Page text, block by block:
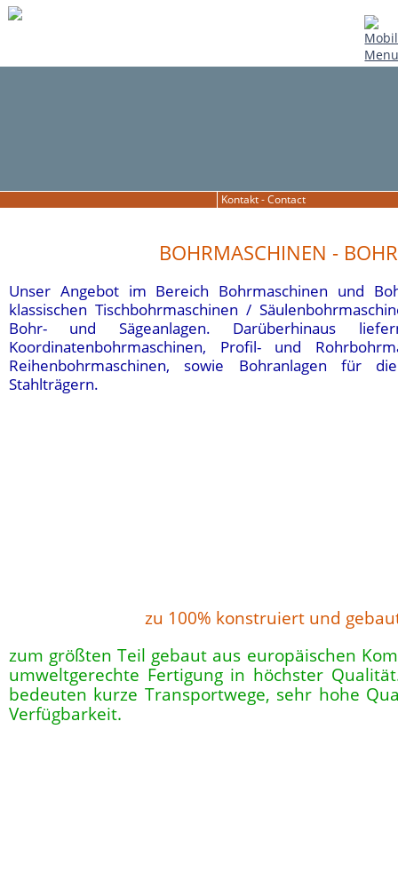
Kontakt - Contact
BOHRMASCHINEN -
Unser Angebot im Bereich Bohrmaschinen und
klassischen Tischbohrmaschinen /
Bohr- und Sägeanlagen. Darüberhinaus
Koordinatenbohrmaschinen, Profil- und
Reihenbohrmaschinen, sowie Bohranlagen für
Stahlträgern.
zu 100% konstruiert und
zum größten Teil gebaut aus europäischen
umweltgerechte Fertigung in höchster
bedeuten kurze Transportwege, sehr hohe
Verfügbarkeit.